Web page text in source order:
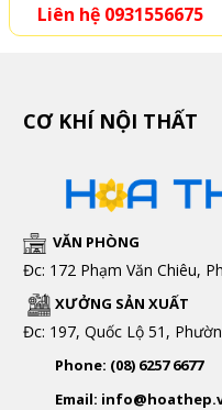
Liên hệ 0931556675
CƠ KHÍ NỘI THẤT
VĂN PHÒNG
Đc: 172 Phạm Văn Chiêu,
XƯỞNG SẢN XUẤT
Đc: 197, Quốc Lộ 51,
Phone: (08) 6257 6677
Email: